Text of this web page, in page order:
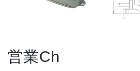
営業Ch